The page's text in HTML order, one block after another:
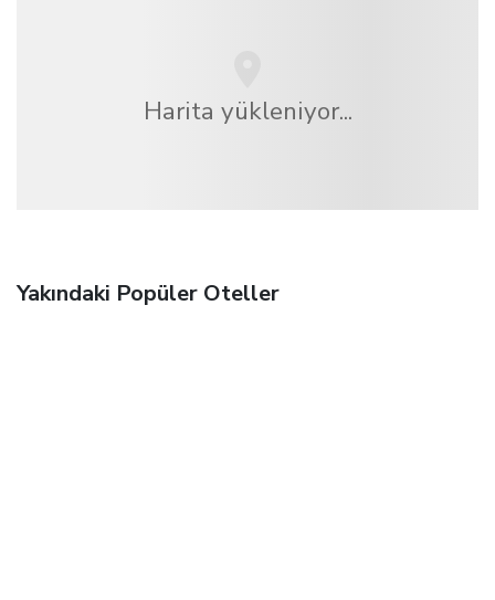
Harita yükleniyor...
Yakındaki Popüler Oteller